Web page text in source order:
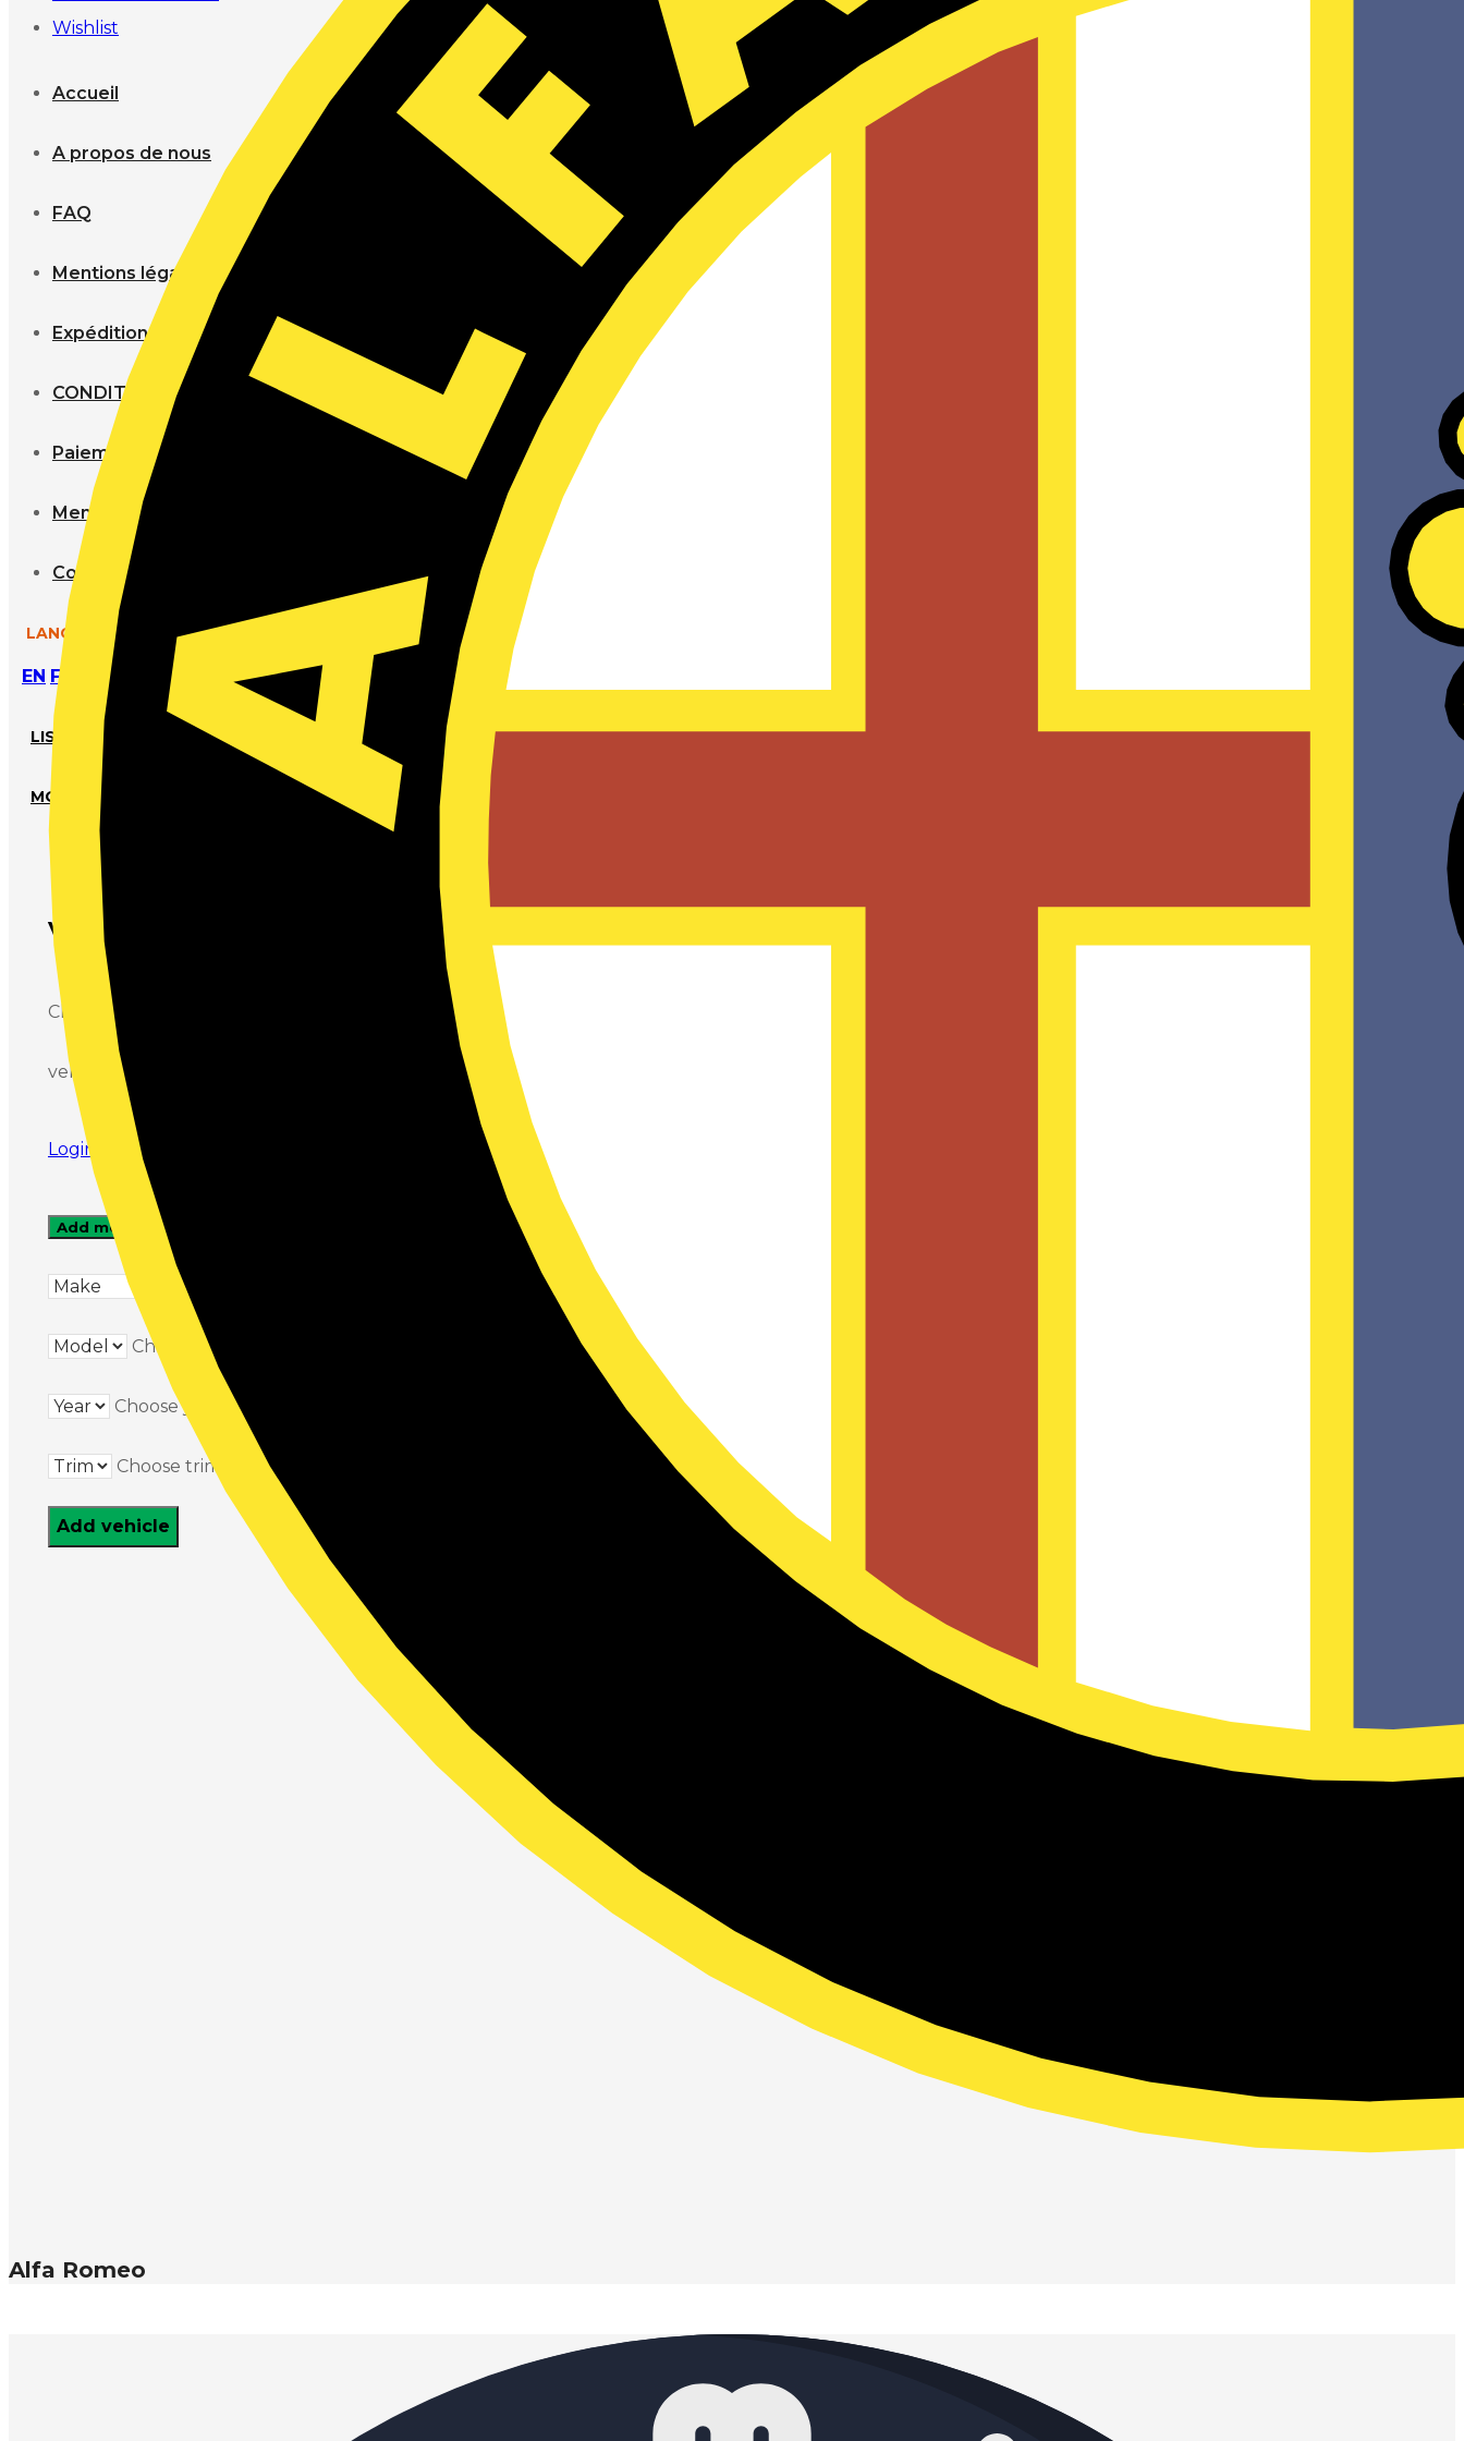
Wishlist
Accueil
A propos de nous
FAQ
Mentions légales & Confidentialité
Expéditions
CONDITIONS GENERALES DE VENTE
Paiement sécurisé
Mentions légales RGPD
Contactez nous
LANGUAGE
EN FR
LISTE SOUHAIT
MON VEHICULE
Vehicles
Click to find parts for the selected
vehicle:
Login to save vehicles to dashboard
Add more vehicles
Choose model
Choose year
Choose trim
Alfa Romeo